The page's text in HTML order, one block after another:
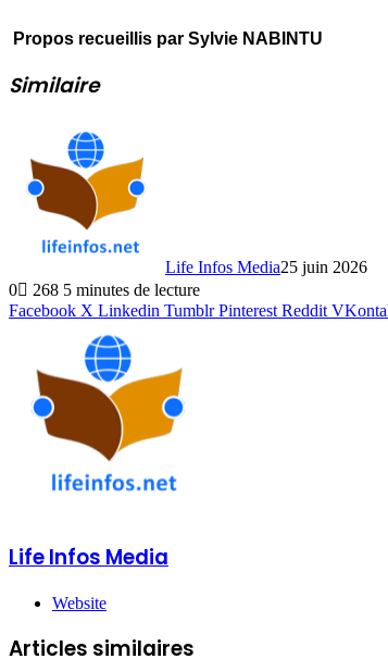
Propos recueillis par Sylvie NABINTU
Similaire
Life Infos Media25 juin 2026
0
268 5 minutes de lecture
Facebook X Linkedin Tumblr Pinterest Reddit
Life Infos Media
Website
Articles similaires